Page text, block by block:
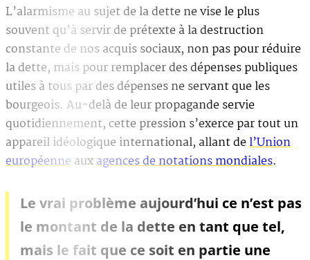
L’alarmisme au sujet de la dette ne vise le plus
souvent qu’à servir de prétexte à la destruction
constante de nos acquis sociaux, non pas pour réduire
la dette, mais pour remplacer des dépenses publiques
utiles à tous par des dépenses ne servant que les
bourgeois. Au-delà de leur propagande servie
quotidiennement, cette pression s’exerce par tout un
appareil idéologique international, allant del’Union
européenneauxagences de notations mondiales.
Le vrai problème aujourd’hui ce n’est pas
le montant de la dette en tant que tel,
mais le fait que ce soit en partie une